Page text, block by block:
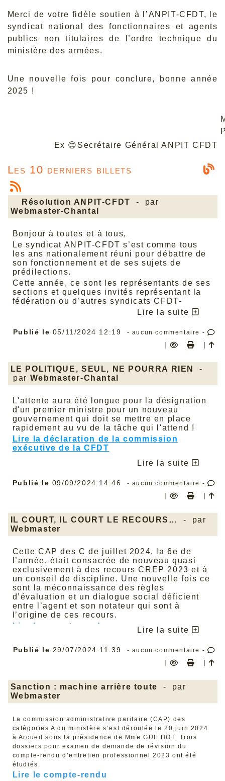
Merci de votre fidèle soutien à l’ANPIT-CFDT, le
syndicat national des fonctionnaires et agents
publics non titulaires de l’ordre technique du
ministère des armées.
Une nouvelle fois pour conclure, bonne année
2025 !
Ex 😊 Secrétaire Général ANPIT CFDT
Les 10 derniers billets
Résolution ANPIT-CFDT
- par
Webmaster-Chantal
Bonjour à toutes et à tous,
Le syndicat ANPIT-CFDT s’est comme tous
les ans nationalement réuni pour débattre de
son fonctionnement et de ses sujets de
prédilections.
Cette année, ce sont les représentants de ses
sections et quelques invités représentant la
fédération ou d’autres syndicats CFDT-
Défense qu’il a conviés à Quiberon, du 02 au
revendicatif.
Quiberon/
Lire la suite
Publié le 05/11/2024 12:19 - aucun commentaire -
| |
LE POLITIQUE, SEUL, NE POURRA RIEN
-
par Webmaster-Chantal
L'attente aura été longue pour la désignation
d'un premier ministre pour un nouveau
gouvernement qui doit se mettre en place
rapidement au vu de la tâche qui l'attend !
Lire la déclaration de la commission
exécutive de la CFDT
Lire la suite
Publié le 09/09/2024 14:46 - aucun commentaire -
| |
IL COURT, IL COURT LE RECOURS…
- par
Webmaster
Cette CAP des C de juillet 2024, la 6e de
l’année, était consacrée de nouveau quasi
exclusivement à des recours CREP 2023 et à
un conseil de discipline. Une nouvelle fois ce
sont la méconnaissance des règles
d’évaluation et un dialogue social déficient
entre l’agent et son notateur qui sont à
l’origine de ces recours.
Lire le compte rendu
Lire la suite
Publié le 29/07/2024 11:39 - aucun commentaire -
| |
Sanction : machine arrière toute
- par
Webmaster
La commission administrative paritaire (CAP) des
catégories A du ministère s’est déroulée le 20 juin 2024
à Arcueil sous la présidence de Mme GUILHOT. Trois
dossiers pour examen de demande de révision du
compte-rendu d’entretien professionnel 2023 ont été
étudiés.
Lire le compte-rendu